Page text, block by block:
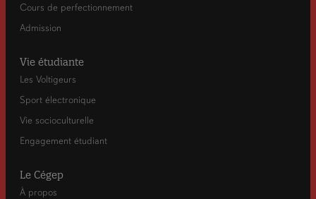
Cours de perfectionnement
Admission
Vie étudiante
Les Voltigeurs
Sport électronique
Vie socioculturelle
Engagement étudiant
Le Cégep
À propos